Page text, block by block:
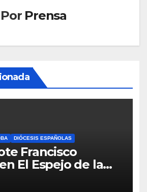
Por Prensa
DIÓCESIS ESPAÑOLAS
Francisco
El Espejo de la